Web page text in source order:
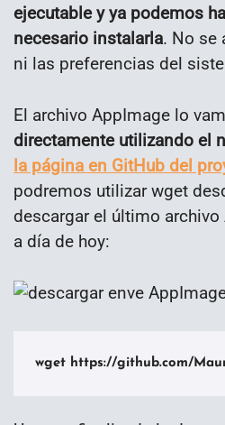
ejecutable y ya podemos
necesario instalarla. No se
ni las preferencias del
El archivo AppImage lo
directamente utilizando el
la página en GitHub del
podremos utilizar wget
descargar el último
a día de hoy:
wget https://github.com/